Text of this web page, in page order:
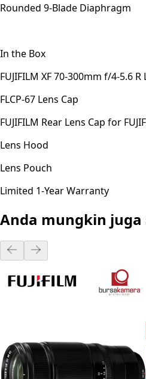
Rounded 9-Blade Diaphragm
In the Box
FUJIFILM XF 70-300mm f/4-5.6 R
FLCP-67 Lens Cap
FUJIFILM Rear Lens Cap for
Lens Hood
Lens Pouch
Limited 1-Year Warranty
Anda mungkin juga